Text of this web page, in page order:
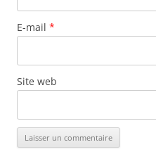
E-mail *
Site web